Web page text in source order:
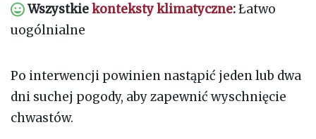
Wszystkiekonteksty klimatyczne:Łatwo
uogólnialne
Po interwencji powinien nastąpić jeden lub dwa
dni suchej pogody, aby zapewnić wyschnięcie
chwastów.